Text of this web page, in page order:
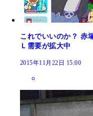
これでいいのか？ 赤
Ｌ需要が拡大中
2015年11月22日 15:00